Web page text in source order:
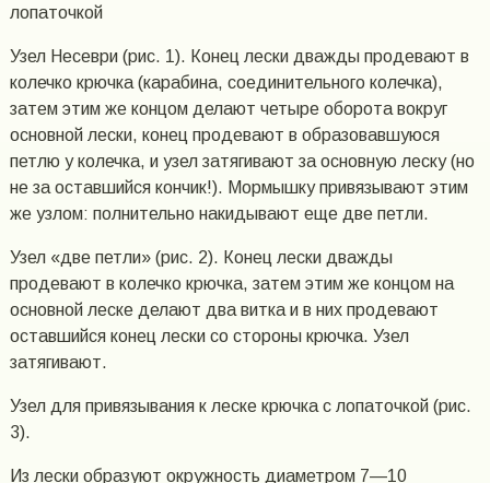
лопаточкой
Узел Несеври (рис. 1). Конец лески дважды продевают в
колечко крючка (карабина, соединительного колечка),
затем этим же концом делают четыре оборота вокруг
основной лески, конец продевают в образовавшуюся
петлю у колечка, и узел затягивают за основную леску (но
не за оставшийся кончик!). Мормышку привязывают этим
же узлом: полнительно накидывают еще две петли.
Узел «две петли» (рис. 2). Конец лески дважды
продевают в колечко крючка, затем этим же концом на
основной леске делают два витка и в них продевают
оставшийся конец лески со стороны крючка. Узел
затягивают.
Узел для привязывания к леске крючка с лопаточкой (рис.
3).
Из лески образуют окружность диаметром 7—10